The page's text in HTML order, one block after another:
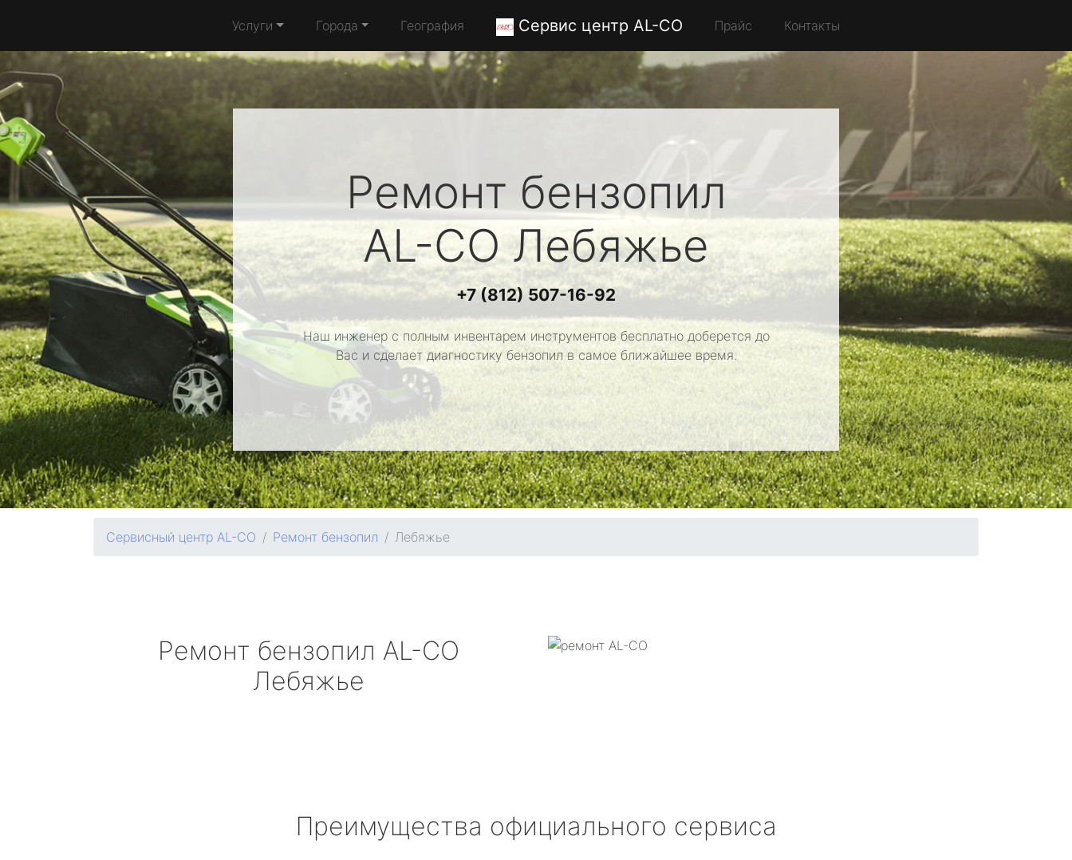
Услуги Города География Сервис центр AL-CO Прайс Контакты
Ремонт бензопил
AL-COЛебяжье
+7 (812) 507-16-92
Наш инженер с полным инвентарем инструментов бесплатно доберется до
Вас и сделает диагностику бензопил в самое ближайшее время.
Сервисный центр AL-CO Ремонт бензопил Лебяжье
Ремонт бензопил AL-CO
Лебяжье
Преимущества официального сервиса